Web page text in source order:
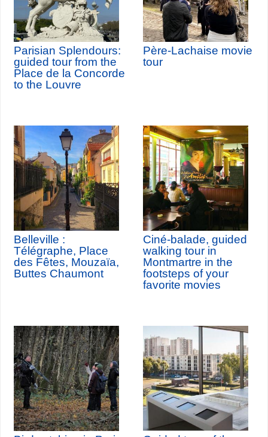
Parisian Splendours:
guided tour from the
Place de la Concorde
to the Louvre
Père-Lachaise movie
tour
Belleville :
Télégraphe, Place
des Fêtes, Mouzaïa,
Buttes Chaumont
Ciné-balade, guided
walking tour in
Montmartre in the
footsteps of your
favorite movies